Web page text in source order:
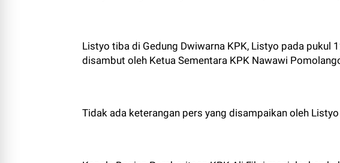
Listyo tiba di Gedung Dwiwarna KPK, Listyo pada pukul
disambut oleh Ketua Sementara KPK Nawawi
Tidak ada keterangan pers yang disampaikan oleh